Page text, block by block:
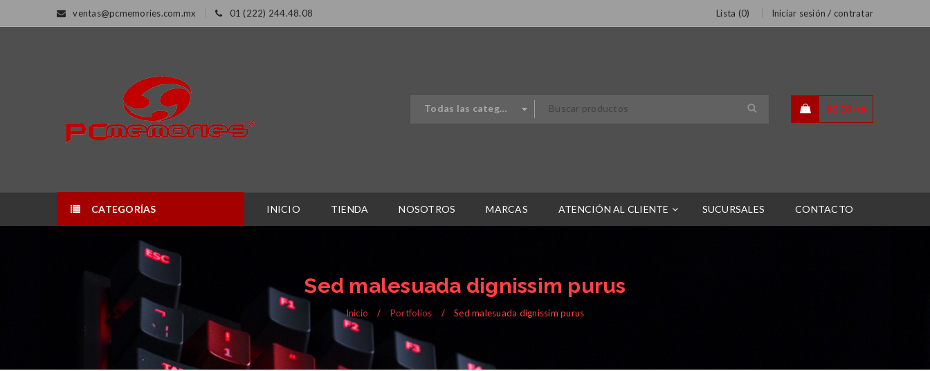
ventas@pcmemories.com.mx 01 (222) 244.48.08 Lista (0) Iniciar sesión / contratar
Todas las categorias $0.00 0
CATEGORÍAS INICIO TIENDA NOSOTROS MARCAS ATENCIÓN AL CLIENTE SUCURSALES CONTACTO
Sed malesuada dignissim purus
Inicio / Portfolios / Sed malesuada dignissim purus